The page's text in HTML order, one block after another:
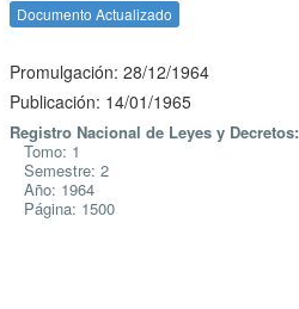
Documento Actualizado
Promulgación: 28/12/1964
Publicación: 14/01/1965
Registro Nacional de Leyes y Decretos:
Tomo: 1
Semestre: 2
Año: 1964
Página: 1500